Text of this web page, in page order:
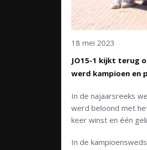
18 mei 2023
JO15-1 kijkt terug
werd kampioen en
In de najaarsreeks
werd beloond met
keer winst en één
In de